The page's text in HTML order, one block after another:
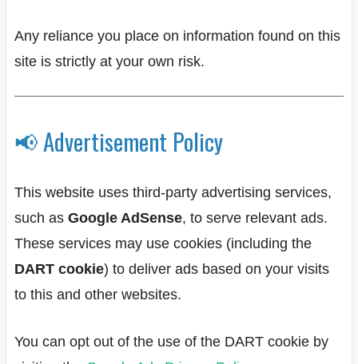
Any reliance you place on information found on this
site is strictly at your own risk.
📢 Advertisement Policy
This website uses third-party advertising services,
such as Google AdSense, to serve relevant ads.
These services may use cookies (including the
DART cookie) to deliver ads based on your visits
to this and other websites.
You can opt out of the use of the DART cookie by